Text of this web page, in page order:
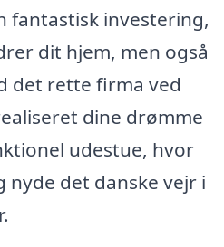
fantastisk investering,
dit hjem, men også
det rette firma ved
dine drømme
udestue, hvor
nyde det danske vejr i